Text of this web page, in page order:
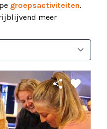
groepsactiviteiten.
meer
share favorite